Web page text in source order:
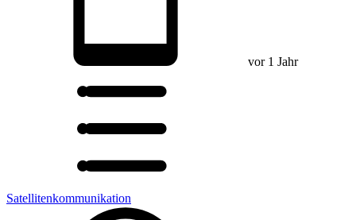
vor 1 Jahr
Satellitenkommunikation